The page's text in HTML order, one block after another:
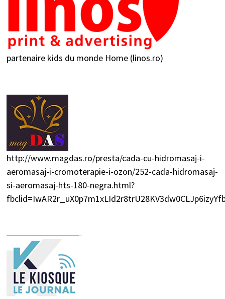
partenaire kids du monde Home (linos.ro)
http://www.magdas.ro/presta/cada-cu-hidromasaj-i-
aeromasaj-i-cromoterapie-i-ozon/252-cada-hidromasaj-
si-aeromasaj-hts-180-negra.html?